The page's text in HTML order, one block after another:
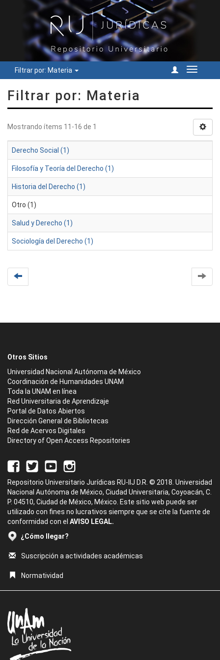
Filtrar por: Materia
Cambiar
Filtrar por: Materia
Mostrando ítems 11-16 de 1
Derecho Social (1)
Filosofía y Teoría del Derecho (1)
Historia del Derecho (1)
Otro (1)
Salud y Derecho (1)
Sociología del Derecho (1)
Otros Sitios
Universidad Nacional Autónoma de México
Coordinación de Humanidades UNAM
Toda la UNAM en línea
Red Universitaria de Aprendizaje
Portal de Datos Abiertos
Dirección General de Bibliotecas
Red de Acervos Digitales
Directory of Open Access Repositories
Repositorio Universitario Jurídicas RU-IIJ D.R. © 2018. Universidad
Nacional Autónoma de México, Ciudad Universitaria, Coyoacán, C.
P. 04510, Ciudad de México, México. Este sitio web puede ser
utilizado con fines no lucrativos siempre que se cite la fuente de
conformidad con el AVISO LEGAL.
¿Cómo llegar?
Suscripción a actividades académicas
Normatividad